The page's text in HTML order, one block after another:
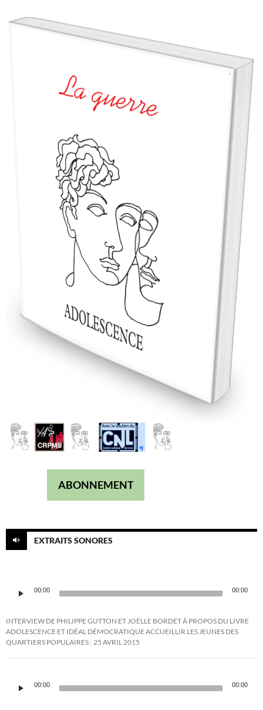
ABONNEMENT
EXTRAITS SONORES
audio
00:00 00:00
INTERVIEW DE PHILIPPE GUTTON ET JOËLLE BORDET À PROPOS DU LIVRE
ADOLESCENCE ET IDÉAL DÉMOCRATIQUE ACCUEILLIR LES JEUNES DES
QUARTIERS POPULAIRES 25 AVRIL 2015
audio
00:00 00:00